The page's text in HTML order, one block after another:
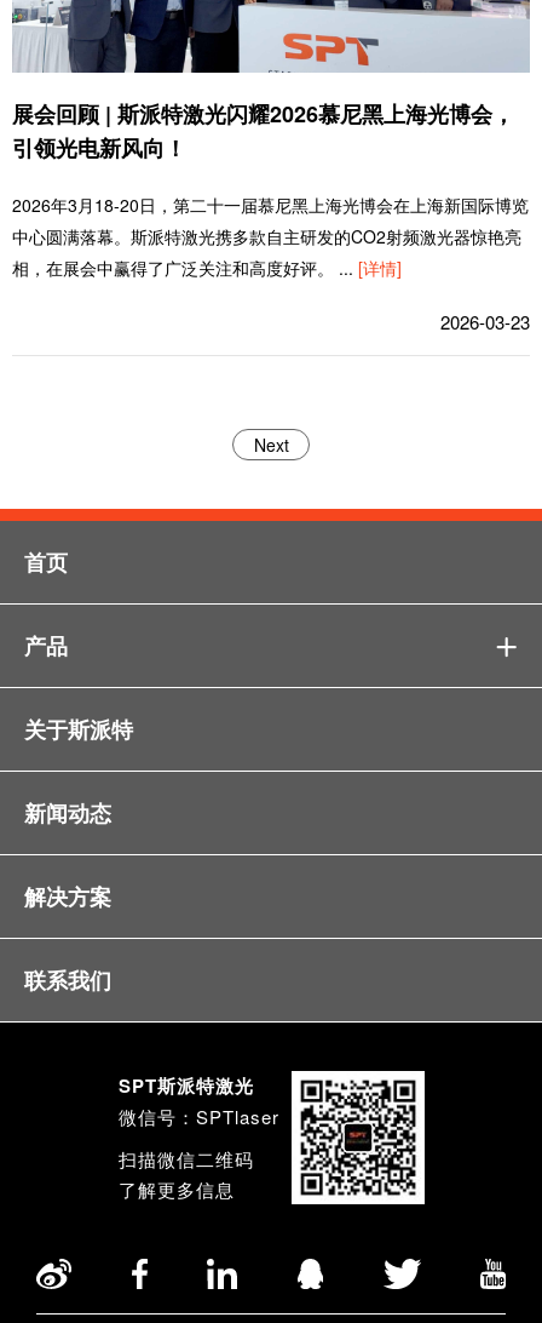
展会回顾 | 斯派特激光闪耀2026慕尼黑上海光博会，
引领光电新风向！
2026年3月18-20日，第二十一届慕尼黑上海光博会在上海新国际博览
中心圆满落幕。斯派特激光携多款自主研发的CO2射频激光器惊艳亮
相，在展会中赢得了广泛关注和高度好评。 ... [详情]
2026-03-23
Next
首页
产品 
关于斯派特
新闻动态
解决方案
联系我们
SPT斯派特激光
微信号：SPTlaser
扫描微信二维码
了解更多信息